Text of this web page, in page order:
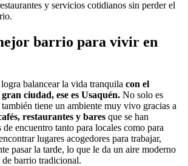
y servicios cotidianos sin perder el
barrio para vivir en
balancear la vida tranquila con el
ciudad, ese es Usaquén. No solo es
tiene un ambiente muy vivo gracias a
restaurantes y bares que se han
encuentro tanto para locales como para
lugares acogedores para trabajar,
pasar la tarde, lo que le da un aire moderno
de barrio tradicional.